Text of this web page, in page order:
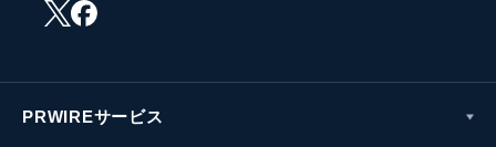
PRWIREサービス